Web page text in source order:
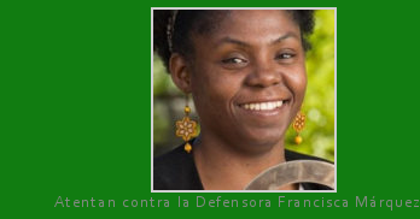
Atentan contra la Defensora Francisca Márquez